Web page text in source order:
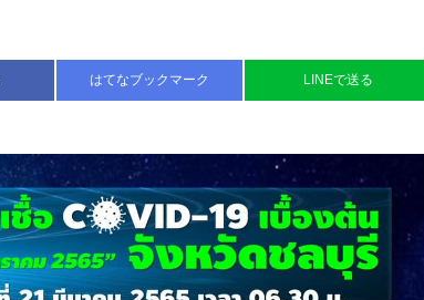
はてなブックマーク LINEで送る